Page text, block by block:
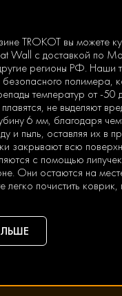
TROKOT вы можете
Wall с доставкой по
регионы РФ. Наши
безопасного полимера,
температур от -
не выделяют
6 мм, благодаря
и пыль, оставляя их в
закрывают всю
с помощью
Они остаются на
легко почистить коврик,
сами с учетом
ЕВА коврики